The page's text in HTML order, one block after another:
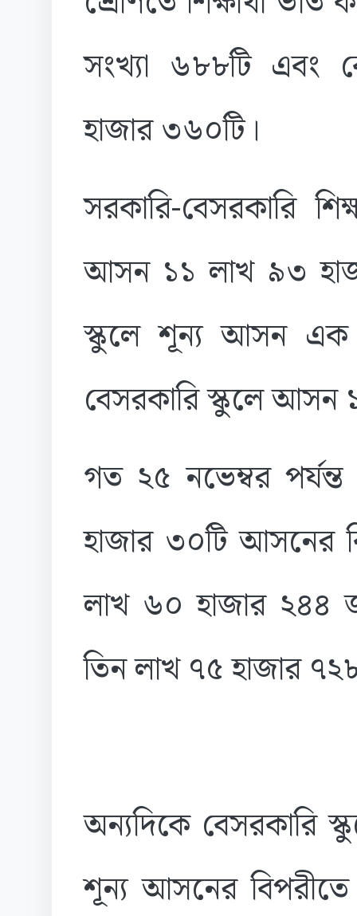
সংখ্যা ৬৮৮টি এবং
হাজার ৩৬০টি।
সরকারি-বেসরকারি
আসন ১১ লাখ ৯৩
স্কুলে শূন্য আসন এক
বেসরকারি স্কুলে আসন
গত ২৫ নভেম্বর
হাজার ৩০টি আসনের
লাখ ৬০ হাজার ২৪৪
তিন লাখ ৭৫ হাজার
অন্যদিকে বেসরকারি
শূন্য আসনের